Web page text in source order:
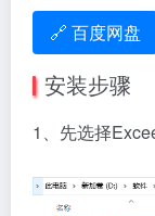
🔗 百度网盘
安装步骤
1、先选择